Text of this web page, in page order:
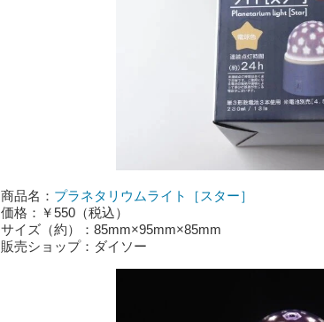
商品名： プラネタリウムライト［スター］
価格：￥550（税込）
サイズ（約）：85mm×95mm×85mm
販売ショップ：ダイソー